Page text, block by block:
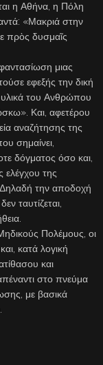
η Αθήνα, η Πόλη
«Μακριά στην
πρὸς δυσμαῖς
μιας
εφεξής την δική
υλικά του Ανθρώπου
Και, αφετέρου
αναζήτησης της
σημαίνει,
δόγματος όσο και,
ελέγχου της
την αποδοχή
ταυτίζεται,
Πολέμους, οι
κατά λογική
και
στο πνεύμα
με βασικά